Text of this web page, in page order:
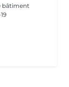
bâtiment